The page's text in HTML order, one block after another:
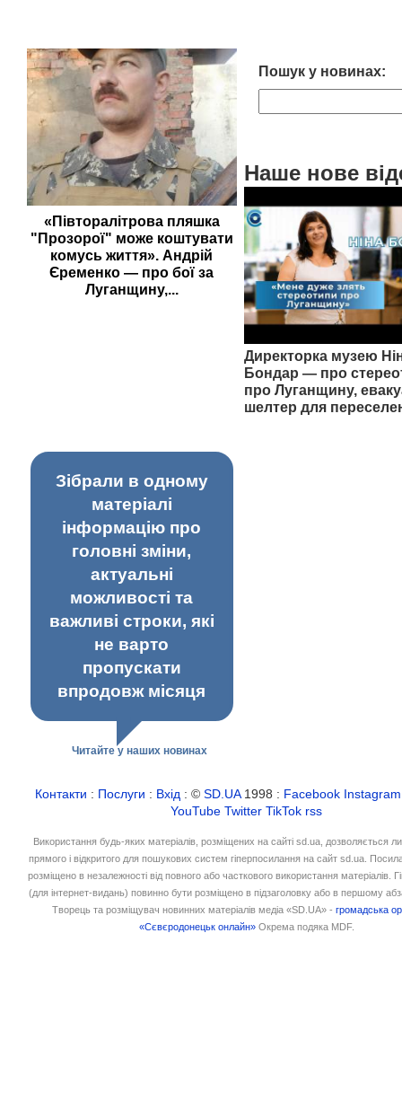
«Півторалітрова пляшка
"Прозорої" може коштувати
комусь життя». Андрій
Єременко — про бої за
Луганщину,...
Пошук у новинах:
Наше нове
Директорка музею
Бондар — про
про Луганщину,
шелтер для
Зібрали в одному
матеріалі
інформацію про
головні зміни,
актуальні
можливості та
важливі строки, які
не варто
пропускати
впродовж місяця
Читайте у наших новинах
Контакти : Послуги : Вхід : ©SD.UA1998 : Facebook Instagram
YouTube Twitter TikTok rss
Використання будь-яких матеріалів, розміщених на сайті sd.ua, дозволяється
прямого і відкритого для пошукових систем гіперпосилання на сайт sd.ua.
розміщено в незалежності від повного або часткового використання матеріалів.
(для інтернет-видань) повинно бути розміщено в підзаголовку або в першому
Творець та розміщувач новинних матеріалів медіа «SD.UA» -громадська
«Сєвєродонецьк онлайн» Окрема подяка MDF.